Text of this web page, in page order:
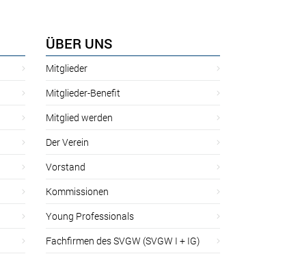
ÜBER UNS
Mitglieder
Mitglieder-Benefit
Mitglied werden
Der Verein
Vorstand
Kommissionen
Young Professionals
Fachfirmen des SVGW (SVGW I + IG)